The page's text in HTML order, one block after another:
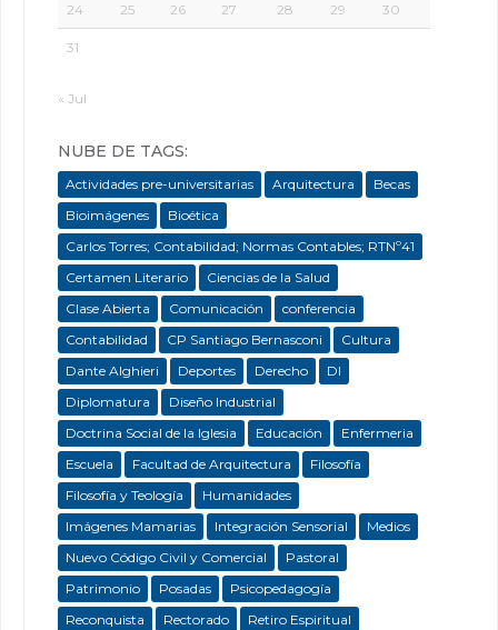
24 25 26 27 28 29 30
31
« Jul
NUBE DE TAGS:
Actividades pre-universitarias Arquitectura
Becas
Bioimágenes
Bioética
Carlos Torres; Contabilidad; Normas Contables; RTNº41
Certamen Literario
Ciencias de la Salud
Clase Abierta
Comunicación
conferencia
Contabilidad
CP Santiago Bernasconi
Cultura
Dante Alghieri
Deportes Derecho
DI
Diplomatura
Diseño Industrial
Doctrina Social de la Iglesia
Educación
Enfermeria
Escuela
Facultad de Arquitectura
Filosofía
Filosofía y Teología
Humanidades
Imágenes Mamarias
Integración Sensorial
Medios
Nuevo Código Civil y Comercial
Pastoral
Patrimonio
Posadas
Psicopedagogía
Reconquista
Rectorado
Retiro Espiritual